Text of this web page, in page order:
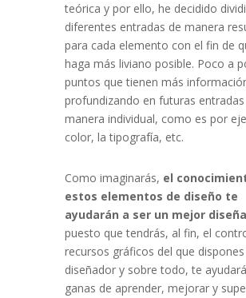
teórica y por ello, he decidido
diferentes entradas de manera
para cada elemento con el fin de
haga más liviano posible. Poco a
puntos que tienen más
profundizando en futuras entradas
manera individual, como es por
color, la tipografía, etc.
Como imaginarás, el
estos elementos de diseño te
ayudarán a ser un mejor
puesto que tendrás, al fin, el
recursos gráficos del que
diseñador y sobre todo, te
ganas de aprender, mejorar y